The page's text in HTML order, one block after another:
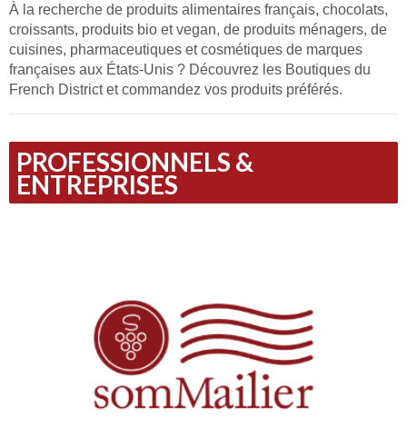
À la recherche de produits alimentaires français, chocolats,
croissants, produits bio et vegan, de produits ménagers, de
cuisines, pharmaceutiques et cosmétiques de marques
françaises aux États-Unis ? Découvrez les Boutiques du
French District et commandez vos produits préférés.
PROFESSIONNELS &
ENTREPRISES